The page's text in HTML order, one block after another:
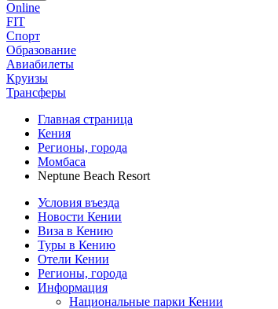
Online
FIT
Спорт
Образование
Авиабилеты
Круизы
Трансферы
Главная страница
Кения
Регионы, города
Момбаса
Neptune Beach Resort
Условия въезда
Новости Кении
Виза в Кению
Туры в Кению
Отели Кении
Регионы, города
Информация
Национальные парки Кении